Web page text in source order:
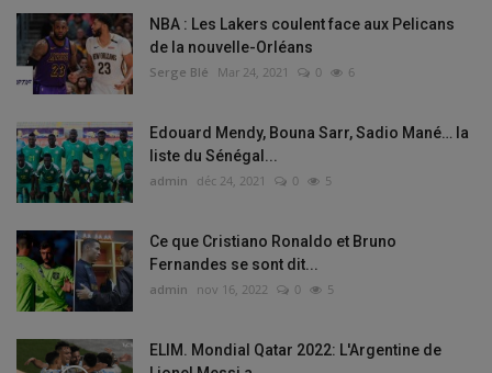
NBA : Les Lakers coulent face aux Pelicans
de la nouvelle-Orléans
Serge Blé Mar 24, 2021 0 6
Edouard Mendy, Bouna Sarr, Sadio Mané… la
liste du Sénégal...
admin déc 24, 2021 0 5
Ce que Cristiano Ronaldo et Bruno
Fernandes se sont dit...
admin nov 16, 2022 0 5
ELIM. Mondial Qatar 2022: L'Argentine de